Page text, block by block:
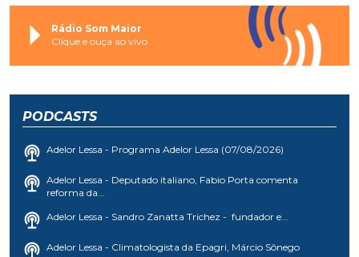
Rádio Som Maior
Clique e ouça ao vivo
PODCASTS
Adelor Lessa - Programa Adelor Lessa (07/08/2026)
Adelor Lessa - Deputado italiano, Fabio Porta comenta
reforma da...
Adelor Lessa - Sandro Zanatta Trichez - fundador e...
Adelor Lessa - Climatologista da Epagri, Márcio Sônego